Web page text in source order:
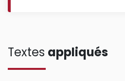
Textes appliqués